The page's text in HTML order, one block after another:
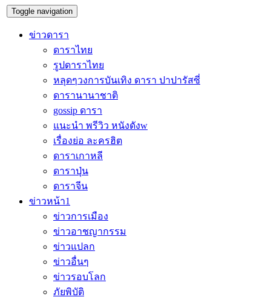
Toggle navigation
ข่าวดารา
ดาราไทย
รูปดาราไทย
หลุดๆวงการบันเทิง ดารา ปาปารัสซี่
ดารานานาชาติ
gossip ดารา
แนะนำ พรีวิว หนังดังw
เรื่องย่อ ละครฮิต
ดาราเกาหลี
ดาราปุ่น
ดาราจีน
ข่าวหน้า1
ข่าวการเมือง
ข่าวอาชญากรรม
ข่าวแปลก
ข่าวอื่นๆ
ข่าวรอบโลก
ภัยพิบัติ